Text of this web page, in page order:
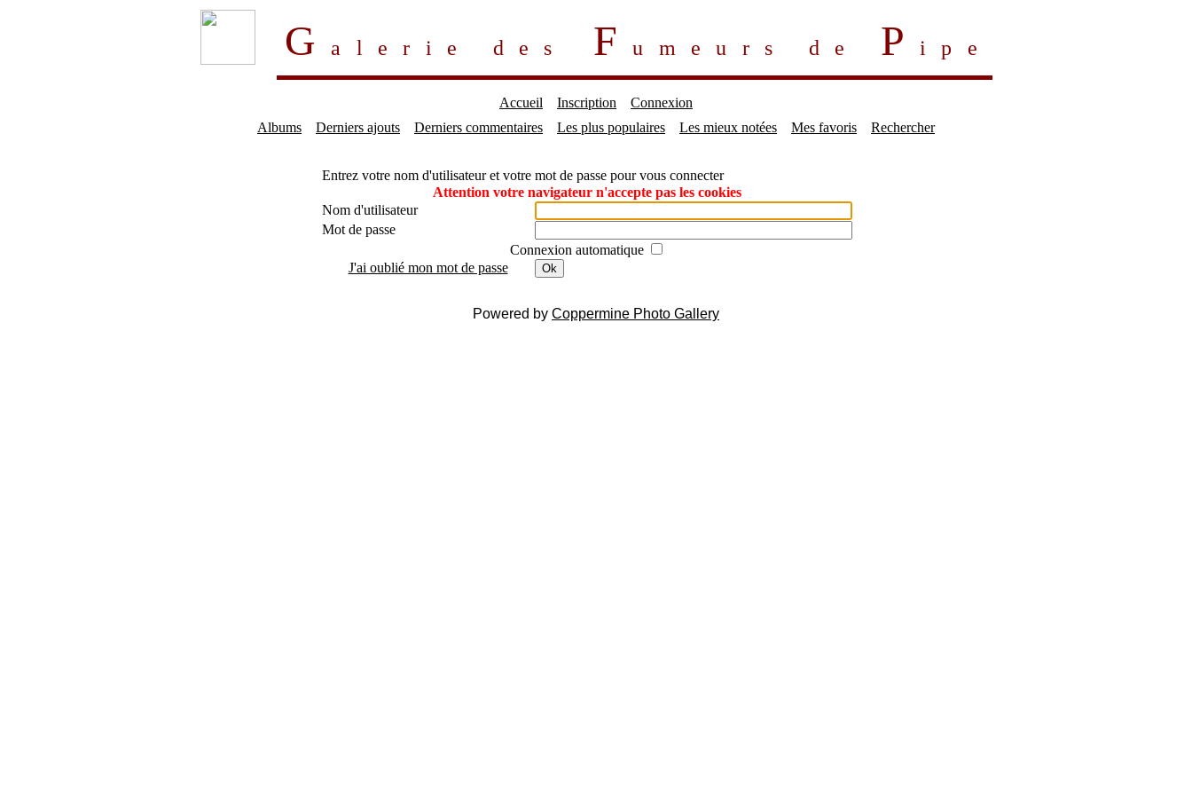
Galerie des Fumeurs de P ipe
Accueil Inscription
Connexion
Albums
Derniers ajouts Derniers commentaires Les plus populaires Les mieux notées Mes favoris Rechercher
Entrez votre nom d'utilisateur et votre mot de passe pour vous connecter
Attention votre navigateur n'accepte pas les cookies
Nom d'utilisateur
Mot de passe
Connexion automatique
J'ai oublié mon mot de passe
Ok
Powered by Coppermine Photo Gallery